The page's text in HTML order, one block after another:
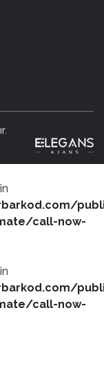
call-now-
call-now-